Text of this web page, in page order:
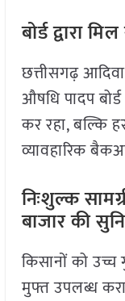
बोर्ड द्वारा
छत्तीसगढ़
औषधि पादप
कर रहा, बल्कि
व्यावहारिक
निःशुल्क
बाजार की
किसानों को
मुफ्त उपलब्ध